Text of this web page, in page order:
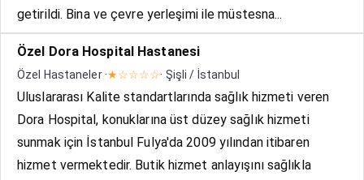
getirildi. Bina ve çevre yerleşimi ile müstesna...
Özel Dora Hospital Hastanesi
Özel Hastaneler ·★☆☆☆☆· Şişli / İstanbul
Uluslararası Kalite standartlarında sağlık hizmeti veren
Dora Hospital, konuklarına üst düzey sağlık hizmeti
sunmak için İstanbul Fulya'da 2009 yılından itibaren
hizmet vermektedir. Butik hizmet anlayışını sağlıkla